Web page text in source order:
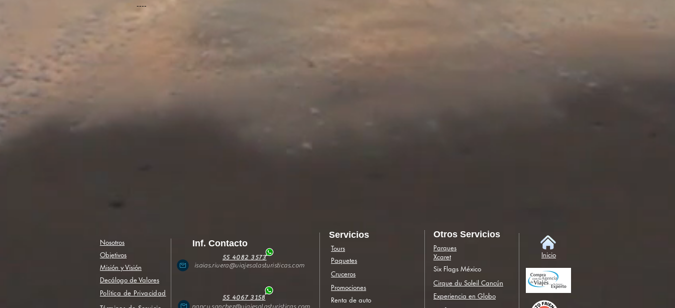
----
Otros Servicios
Parques
Xcaret
Six Flags México
Cirque du Soleil Cancún
Experiencia en Globo
Servicios
Tours
Paquetes
Cruceros
Promociones
Renta de auto
Nosotros
Objetivos
Misión y Visión
Decálogo de Valores
Política de Privacidad
Inicio
Inf. Contacto
isaias.rivera@viajesalasturisticas.com
55 4082 3573
55 4067 3158
nancy.sanchez@viajesalasturisticas.com